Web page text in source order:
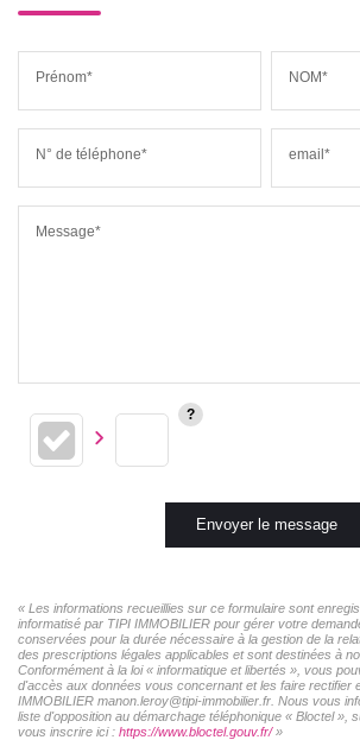
Prénom* NOM*
N° de téléphone* email*
Message*
Envoyer le message
« Les informations recueillies sur ce formulaire sont
informatisé par TIPI IMMOBILIER pour gérer votre
conservées pour la durée nécessaire à la gestion de la
des prescriptions légales applicables et sont destinées à
Conformément à la loi « informatique et libertés », vous
d'accès aux données vous concernant et les faire rectifier
IMMOBILIER manon.leroy@tipi-immobilier.fr. Nous vous
liste d'opposition au démarchage téléphonique « Bloctel »,
vous inscrire ici : https://www.bloctel.gouv.fr/»